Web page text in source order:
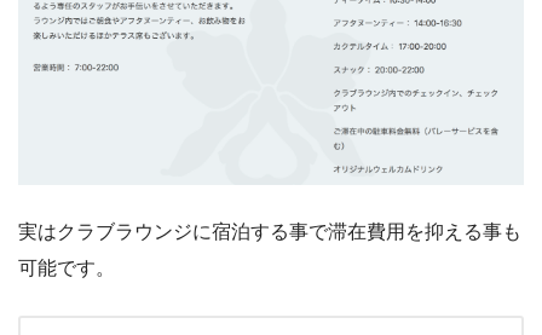
実はクラブラウンジに宿泊する事で滞在費用を抑える事も
可能です。